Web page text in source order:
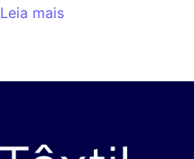
Leia mais